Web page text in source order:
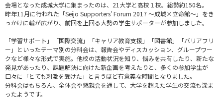
会場となった成城大学に集まったのは、21大学と高校１校。総勢約150名。
昨年11月に行われた「Seijo Supporters' Forum 2017 ～成城×立命館～」をき
っかけに輪が広がり、前回を上回る大勢の学生サポーターが参加しました。
「学習サポート」「国際交流」「キャリア教育支援」「図書館」「バリアフリ
ー」といったテーマ別の分科会は、報告会やディスカッション、グループワー
クなど様々な形式で実施。他校の活動状況を知り、悩みを共有したり、新たな
発見があったり、課題解決に向けた新企画を考えたりと、多くの参加学生が
口々に「とても刺激を受けた」と言うほど有意義な時間となりました。
分科会はもちろん、全体会や懇親会を通して、大学を超えた学生の交流も深ま
ったようです。